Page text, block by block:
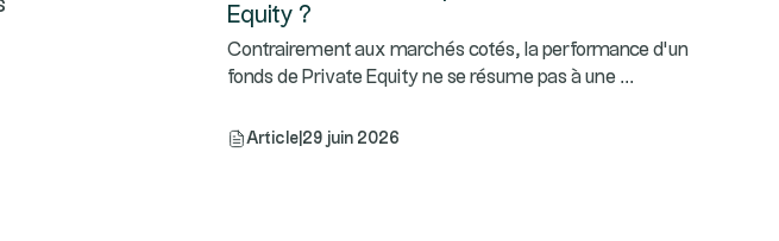
Equity ?
Contrairement aux marchés cotés, la performance d’un
fonds de Private Equity ne se résume pas à une ...
Article 29 juin 2026